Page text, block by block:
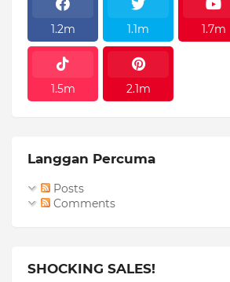
1.2m 1.1m 1.7m
1.5m 2.1m
Langgan Percuma
Posts
Comments
SHOCKING SALES!